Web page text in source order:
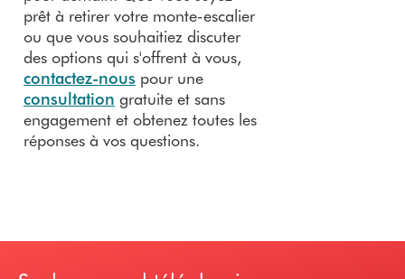
prêt à retirer votre monte-escalier
ou que vous souhaitiez discuter
des options qui s'offrent à vous,
contactez-nous pour une
consultation gratuite et sans
engagement et obtenez toutes les
réponses à vos questions.